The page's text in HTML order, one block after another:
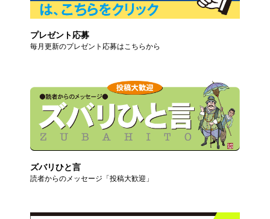
プレゼント応募
毎月更新のプレゼント応募はこちらから
ズバリひと言
読者からのメッセージ「投稿大歓迎」